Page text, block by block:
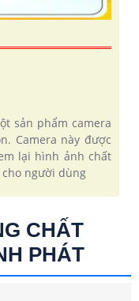
sản phẩm camera
Camera này được
lại hình ảnh chất
người dùng
CHẤT
PHÁT